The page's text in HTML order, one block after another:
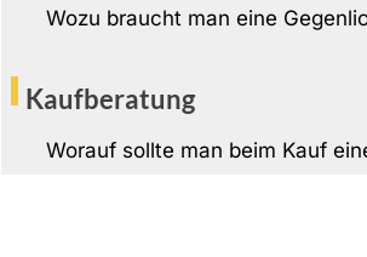
Wozu braucht man eine
Kaufberatung
Worauf sollte man beim Kauf